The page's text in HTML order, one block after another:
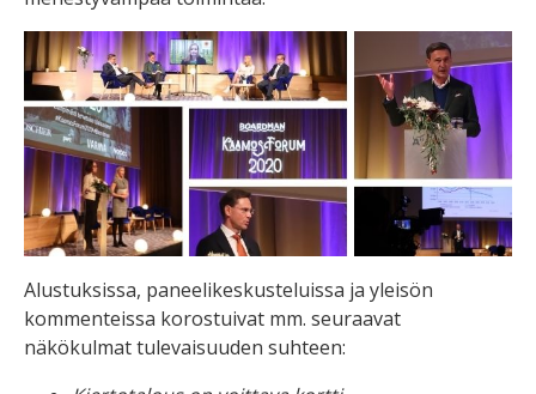
Alustuksissa, paneelikeskusteluissa ja yleisön
kommenteissa korostuivat mm. seuraavat
näkökulmat tulevaisuuden suhteen: